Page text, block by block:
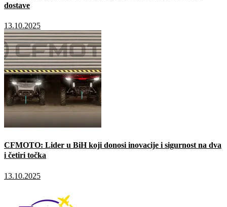
dostave
13.10.2025
CFMOTO: Lider u BiH koji donosi inovacije i sigurnost na dva
i četiri točka
13.10.2025